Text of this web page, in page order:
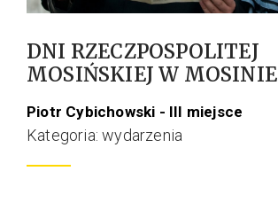
DNI RZECZPOSPOLITEJ
MOSIŃSKIEJ W MOSINIE
Piotr Cybichowski - III miejsce
Kategoria: wydarzenia